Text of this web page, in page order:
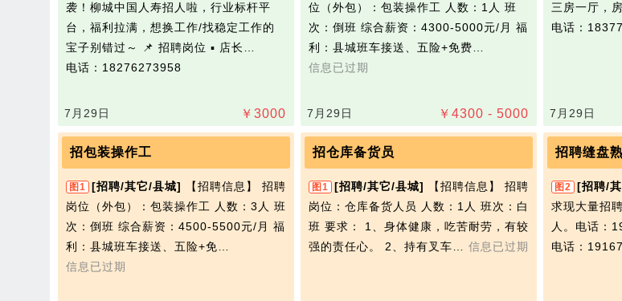
袭！柳城中国人寿招人啦，行业标杆平
台，福利拉满，想换工作/找稳定工作的
宝子别错过～ 📌 招聘岗位 ▪️ 店长…
电话：18276273958
￥ 3000
7月29日
位（外包）：包装操作工 人数：1人 班
次：倒班 综合薪资：4300-5000元/月 福
利：县城班车接送、五险+免费…
信息已过期
￥ 4300 - 5000
7月29日
三房一厅，
电话：
7月29日
招包装操作工
图1 [招聘/其它/县城]
【招聘信息】 招聘
岗位（外包）：包装操作工 人数：3人 班
次：倒班 综合薪资：4500-5500元/月 福
利：县城班车接送、五险+免…
信息已过期
招仓库备货员
图1 [招聘/其它/县城]
【招聘信息】 招聘
岗位：仓库备货人员 人数：1人 班次：白
班 要求： 1、身体健康，吃苦耐劳，有较
强的责任心。 2、持有叉车… 信息已过期
招聘缝盘
图2 [招聘/
求现大量招
人。电话：
电话：